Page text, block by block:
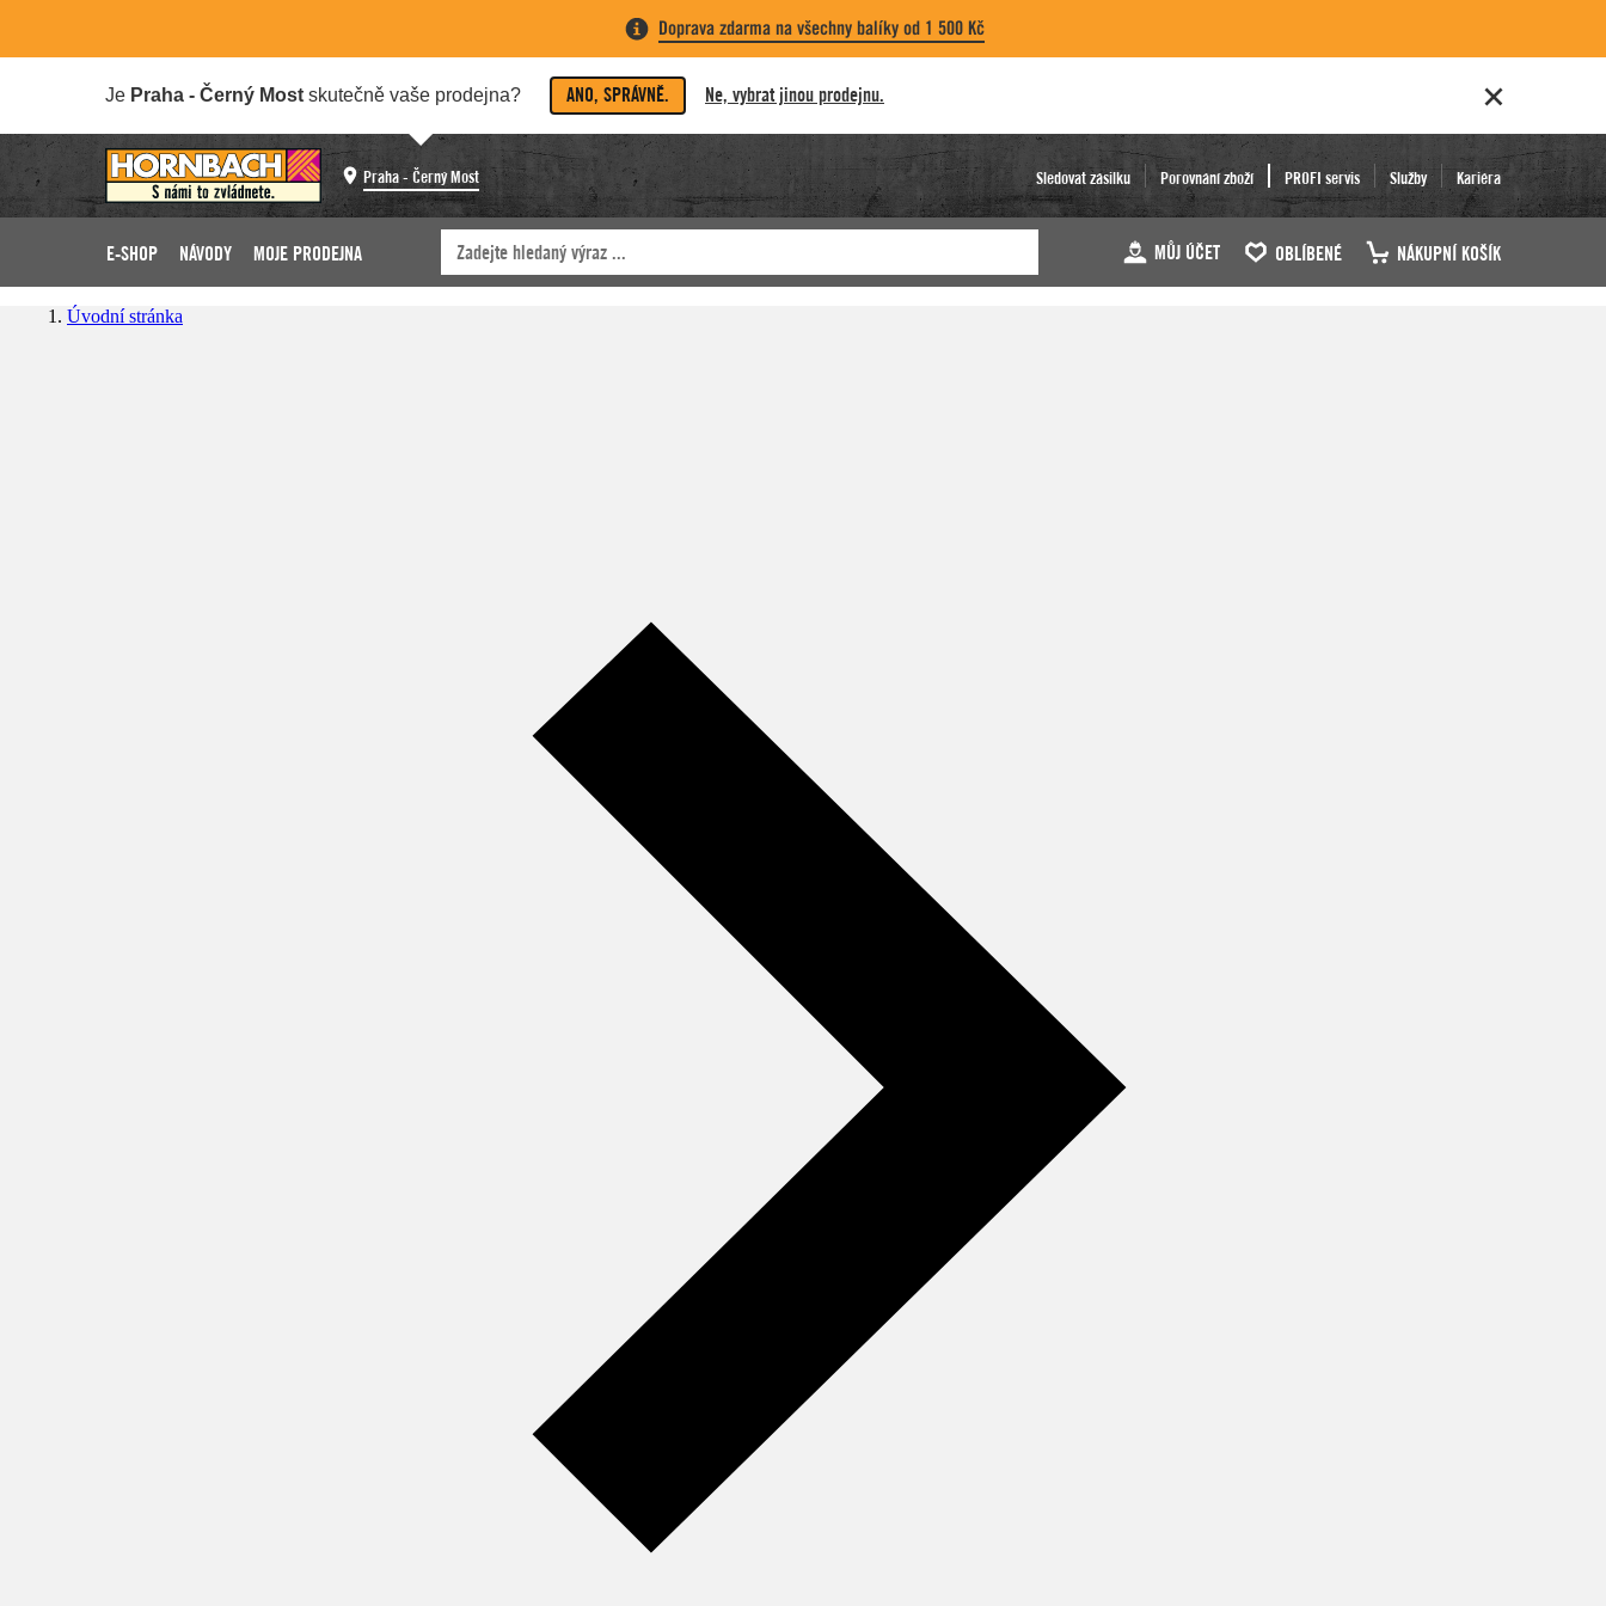
Doprava zdarma na všechny balíky od 1 500 Kč
Je Praha - Černý Most skutečně vaše prodejna? ANO, SPRÁVNĚ. Ne, vybrat jinou prodejnu.
Praha - Černý Most Sledovat zásilku Porovnání zboží PROFI servis Služby Kariéra
E-SHOP NÁVODY MOJE PRODEJNA MŮJ ÚČET OBLÍBENÉ NÁKUPNÍ KOŠÍK
Úvodní stránka